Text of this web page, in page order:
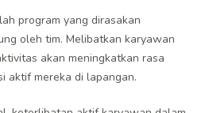
program yang dirasakan
oleh tim. Melibatkan karyawan
akan meningkatkan rasa
aktif mereka di lapangan.